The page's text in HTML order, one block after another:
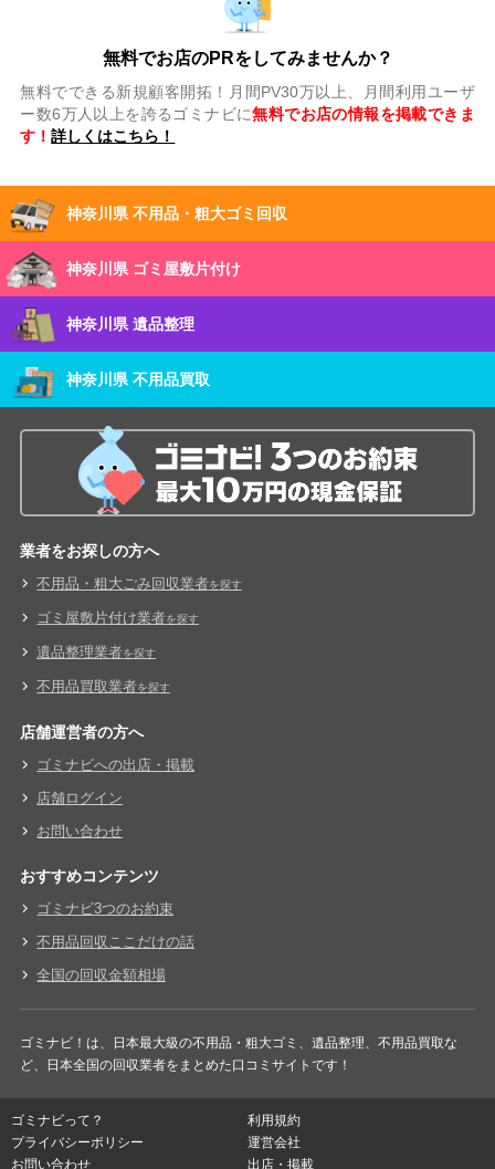
無料でお店のPRをしてみませんか？
無料でできる新規顧客開拓！月間PV30万以上、月間利用ユーザ
ー数6万人以上を誇るゴミナビに無料でお店の情報を掲載できま
す！詳しくはこちら！
神奈川県 不用品・粗大ゴミ回収
神奈川県 ゴミ屋敷片付け
神奈川県 遺品整理
神奈川県 不用品買取
業者をお探しの方へ
不用品・粗大ごみ回収業者を探す
ゴミ屋敷片付け業者を探す
遺品整理業者を探す
不用品買取業者を探す
店舗運営者の方へ
ゴミナビへの出店・掲載
店舗ログイン
お問い合わせ
おすすめコンテンツ
ゴミナビ3つのお約束
不用品回収ここだけの話
全国の回収金額相場
ゴミナビ！は、日本最大級の不用品・粗大ゴミ、遺品整理、不用品買取な
ど、日本全国の回収業者をまとめた口コミサイトです！
ゴミナビって？
利用規約
プライバシーポリシー
運営会社
お問い合わせ
出店・掲載